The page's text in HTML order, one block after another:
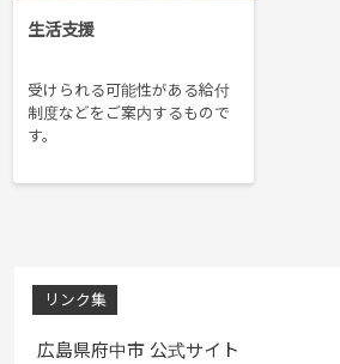
生活支援
受けられる可能性がある給付
制度などをご案内するもので
す。
リンク集
広島県府中市 公式サイト